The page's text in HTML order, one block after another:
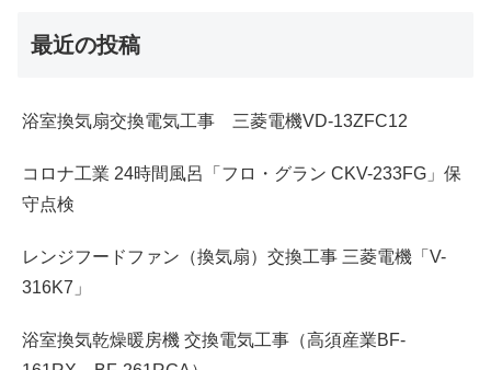
最近の投稿
浴室換気扇交換電気工事 三菱電機VD-13ZFC12
コロナ工業 24時間風呂「フロ・グラン CKV-233FG」保
守点検
レンジフードファン（換気扇）交換工事 三菱電機「V-
316K7」
浴室換気乾燥暖房機 交換電気工事（高須産業BF-